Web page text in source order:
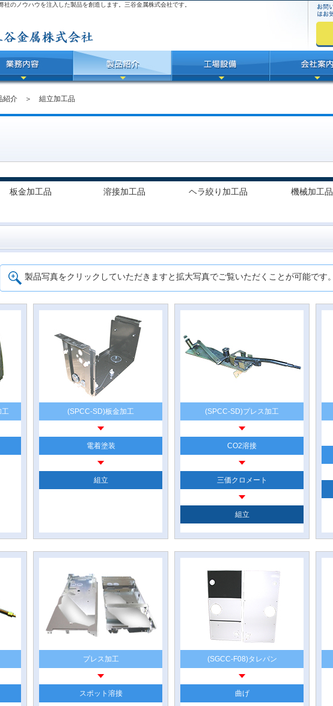
のノウハウを注入した製品を創造します。三谷金属株式会社です。
紹介 ＞ 組立加工品
板金加工品 溶接加工品 ヘラ絞り加工品 機械加工品
製品写真をクリックしていただきますと拡大写真でご覧いただくことが可能です。
工 (SPCC-SD)板金加工
電着塗装
組立
(SPCC-SD)プレス加工
CO2溶接
三価クロメート
組立
プレス加工
スポット溶接
(SGCC-F08)タレパン
曲げ